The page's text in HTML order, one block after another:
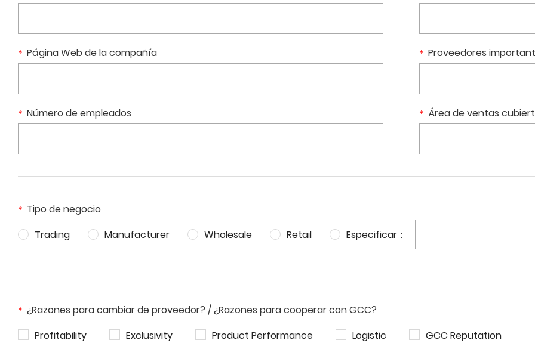
Página Web de la compañía Proveedores
Número de empleados Área de ventas
Tipo de negocio
Trading
Manufacturer Wholesale Retail Especificar：
¿Razones para cambiar de proveedor? / ¿Razones para cooperar con GCC?
Profitability
Exclusivity Product Performance Logistic GCC Reputation